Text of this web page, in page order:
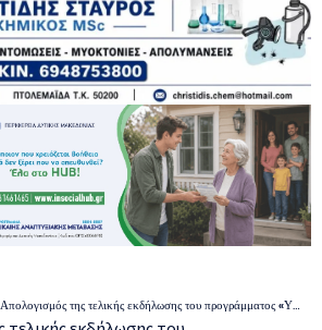
Απολογισμός της τελικής εκδήλωσης του προγράμματος «ΥOUTH REACTION» Active citizens fund και ο αντίκτυπός του στο Δήμο Σερβίων